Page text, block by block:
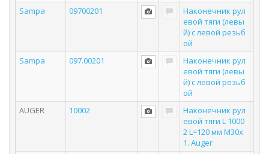
Sampa
09700201
Наконечник рул
евой тяги (левы
й) с левой резьб
ой
Sampa
097.00201
Наконечник рул
евой тяги (левы
й) с левой резьб
ой
AUGER
10002
Наконечник рул
евой тяги L 1000
2 L=120 мм M30x
1. Auger